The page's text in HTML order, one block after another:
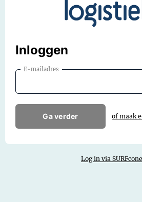
Inloggen
E-mailadres
Ga verder of maak
Log in via